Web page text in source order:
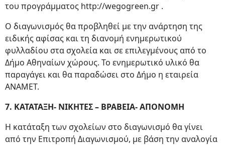
του προγράμματος http://wegogreen.gr .
Ο διαγωνισμός θα προβληθεί με την ανάρτηση της
ειδικής αφίσας και τη διανομή ενημερωτικού
φυλλαδίου στα σχολεία και σε επιλεγμένους από το
Δήμο Αθηναίων χώρους. Το ενημερωτικό υλικό θα
παραγάγει και θα παραδώσει στο Δήμο η εταιρεία
ΑΝΑΜΕΤ.
7. ΚΑΤΑΤΑΞΗ- ΝΙΚΗΤΕΣ – ΒΡΑΒΕΙΑ- ΑΠΟΝΟΜΗ
Η κατάταξη των σχολείων στο διαγωνισμό θα γίνει
από την Επιτροπή Διαγωνισμού, με βάση την αναλογία